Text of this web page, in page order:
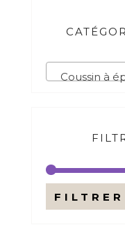
Coussin à
FILTRER